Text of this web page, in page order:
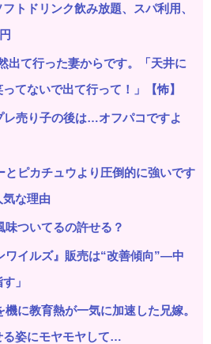
トドリンク飲み放題、スパ利用、
出て行った妻からです。「天井に
てないで出て行って！」【怖】
レ売り子の後は…オフパコですよ
とピカチュウより圧倒的に強いです
な理由
ついてるの許せる？
ワイルズ』販売は“改善傾向”―中
」
に教育熱が一気に加速した兄嫁。
る姿にモヤモヤして…